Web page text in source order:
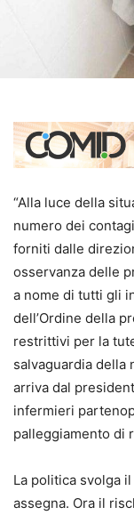
“Alla luce della
numero dei
forniti dalle
osservanza delle
a nome di tutti gli
dell’Ordine della
restrittivi per la
salvaguardia della
arriva dal
infermieri
palleggiamento di
La politica svolga
assegna. Ora il